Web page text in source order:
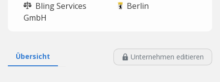
Bling Services
GmbH
Berlin
Übersicht Unternehmen editieren